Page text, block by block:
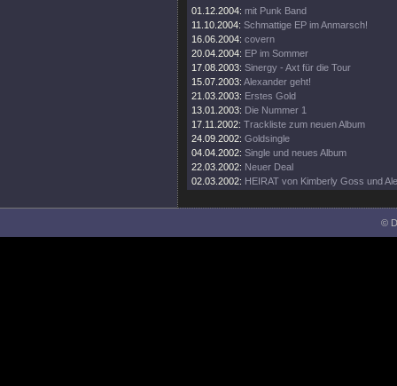
01.12.2004: mit Punk Band
11.10.2004: Schmattige EP im Anmarsch!
16.06.2004: covern
20.04.2004: EP im Sommer
17.08.2003: Sinergy - Axt für die Tour
15.07.2003: Alexander geht!
21.03.2003: Erstes Gold
13.01.2003: Die Nummer 1
17.11.2002: Trackliste zum neuen Album
24.09.2002: Goldsingle
04.04.2002: Single und neues Album
22.03.2002: Neuer Deal
02.03.2002: HEIRAT von Kimberly Goss und
©